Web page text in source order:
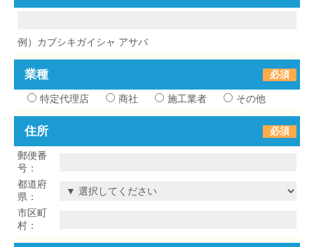
例）カブシキガイシャ アサバ
業種 必須
特定代理店 商社 施⼯業者 その他
住所 必須
郵便番
号：
都道府
県：
市区町
村：